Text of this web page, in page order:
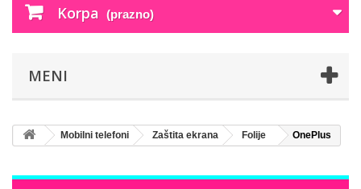
Korpa (prazno)
MENI
Mobilni telefoni Zaštita ekrana Folije OnePlus